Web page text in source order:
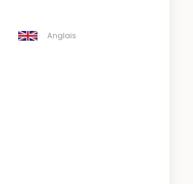
Anglais